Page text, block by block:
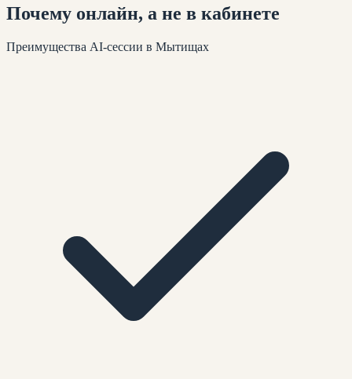
Почему онлайн, а не в кабинете
Преимущества AI-сессии в Мытищах